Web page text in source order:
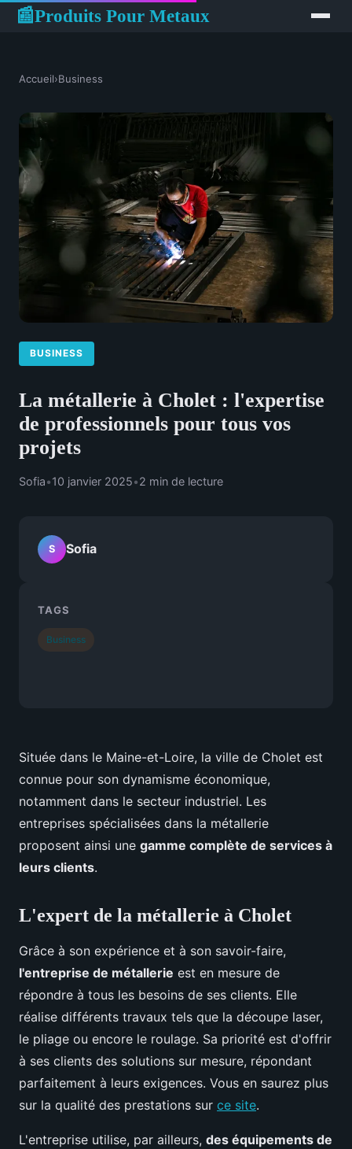
📰Produits Pour Metaux
Accueil›Business
BUSINESS
La métallerie à Cholet : l'expertise
de professionnels pour tous vos
projets
Sofia•10 janvier 2025•2 min de lecture
Située dans le Maine-et-Loire, la ville de Cholet est
connue pour son dynamisme économique,
notamment dans le secteur industriel. Les
entreprises spécialisées dans la métallerie
proposent ainsi une gamme complète de services à
leurs clients.
L'expert de la métallerie à Cholet
Grâce à son expérience et à son savoir-faire,
l'entreprise de métallerie est en mesure de
répondre à tous les besoins de ses clients. Elle
réalise différents travaux tels que la découpe laser,
le pliage ou encore le roulage. Sa priorité est d'offrir
à ses clients des solutions sur mesure, répondant
parfaitement à leurs exigences. Vous en saurez plus
sur la qualité des prestations sur ce site.
L'entreprise utilise, par ailleurs, des équipements de
S Sofia
TAGS
Business